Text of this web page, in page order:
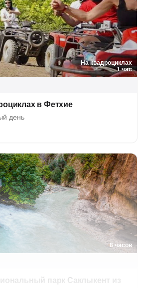
На квадроциклах
1 час
в Фетхие
день
8 часов
парк Саклыкент из